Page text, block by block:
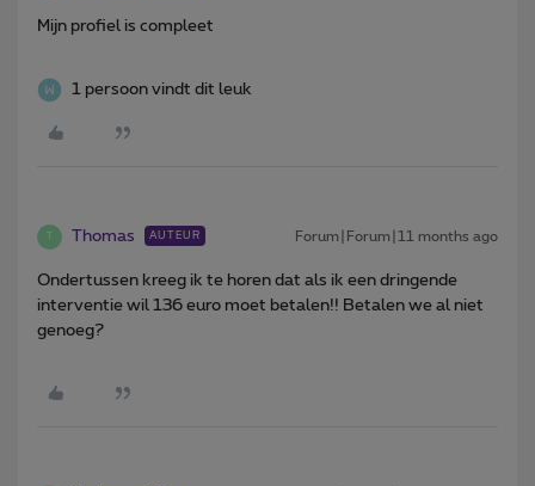
Mijn profiel is compleet
1 persoon vindt dit leuk
Thomas AUTEUR Forum|Forum|11 months ago
Ondertussen kreeg ik te horen dat als ik een dringende
interventie wil 136 euro moet betalen!! Betalen we al niet
genoeg?